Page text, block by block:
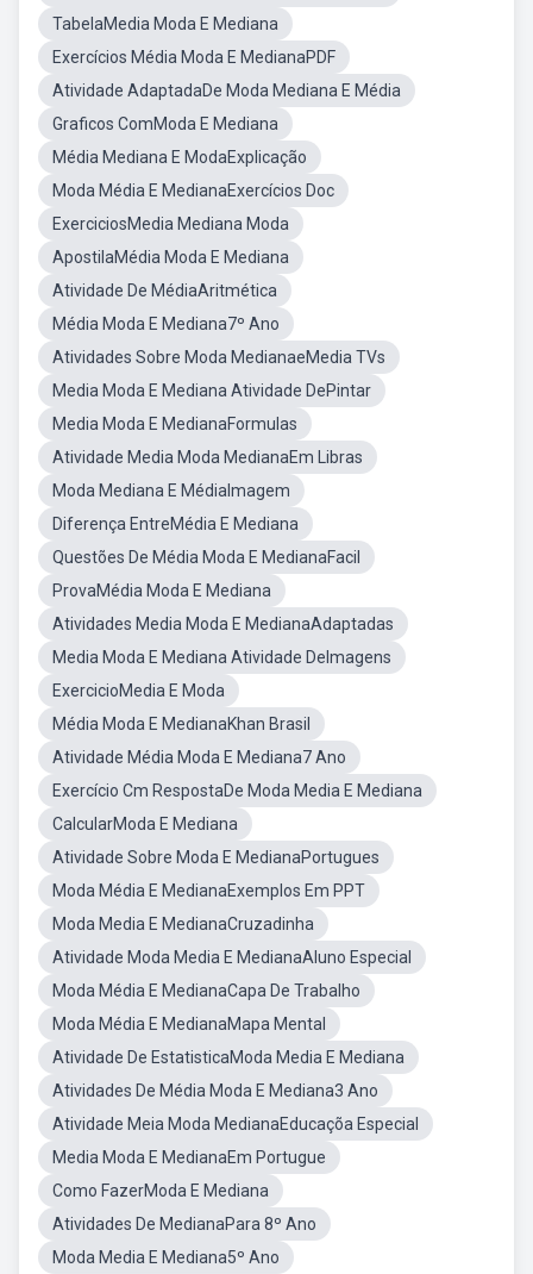
TabelaMedia Moda E Mediana
Exercícios Média Moda E MedianaPDF
Atividade AdaptadaDe Moda Mediana E Média
Graficos ComModa E Mediana
Média Mediana E ModaExplicação
Moda Média E MedianaExercícios Doc
ExerciciosMedia Mediana Moda
ApostilaMédia Moda E Mediana
Atividade De MédiaAritmética
Média Moda E Mediana7º Ano
Atividades Sobre Moda MedianaeMedia TVs
Media Moda E Mediana Atividade DePintar
Media Moda E MedianaFormulas
Atividade Media Moda MedianaEm Libras
Moda Mediana E MédiaImagem
Diferença EntreMédia E Mediana
Questões De Média Moda E MedianaFacil
ProvaMédia Moda E Mediana
Atividades Media Moda E MedianaAdaptadas
Media Moda E Mediana Atividade DeImagens
ExercicioMedia E Moda
Média Moda E MedianaKhan Brasil
Atividade Média Moda E Mediana7 Ano
Exercício Cm RespostaDe Moda Media E Mediana
CalcularModa E Mediana
Atividade Sobre Moda E MedianaPortugues
Moda Média E MedianaExemplos Em PPT
Moda Media E MedianaCruzadinha
Atividade Moda Media E MedianaAluno Especial
Moda Média E MedianaCapa De Trabalho
Moda Média E MedianaMapa Mental
Atividade De EstatisticaModa Media E Mediana
Atividades De Média Moda E Mediana3 Ano
Atividade Meia Moda MedianaEducaçõa Especial
Media Moda E MedianaEm Portugue
Como FazerModa E Mediana
Atividades De MedianaPara 8º Ano
Moda Media E Mediana5º Ano